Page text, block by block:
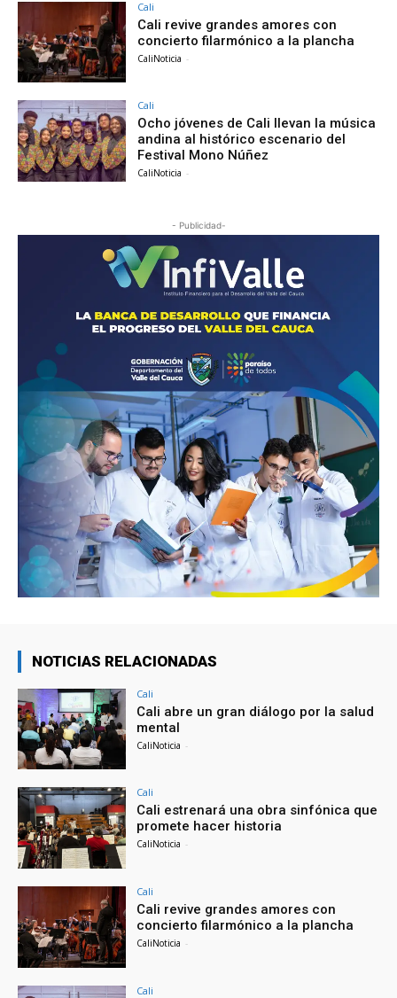
Cali
Cali revive grandes amores con
concierto filarmónico a la plancha
CaliNoticia -
Cali
Ocho jóvenes de Cali llevan la música
andina al histórico escenario del
Festival Mono Núñez
CaliNoticia -
- Publicidad-
NOTICIAS RELACIONADAS
Cali
Cali abre un gran diálogo por la salud
mental
CaliNoticia -
Cali
Cali estrenará una obra sinfónica que
promete hacer historia
CaliNoticia -
Cali
Cali revive grandes amores con
concierto filarmónico a la plancha
CaliNoticia -
Cali